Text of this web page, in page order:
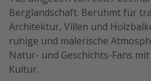
Berglandschaft. Berühmt für
Architektur, Villen und
ruhige und malerische
Natur- und Geschichts-Fans
Kultur.